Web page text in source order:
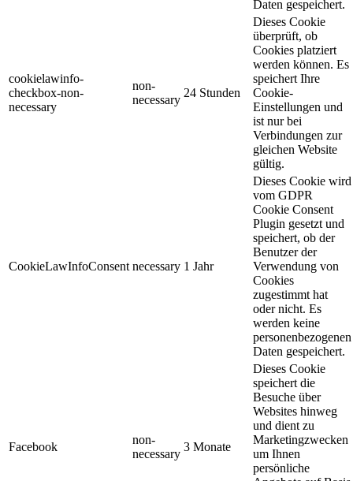
Daten gespeichert.
cookielawinfo-
checkbox-non-
necessary
non-
necessary
24 Stunden
Dieses Cookie
überprüft, ob
Cookies platziert
werden können. Es
speichert Ihre
Cookie-
Einstellungen und
ist nur bei
Verbindungen zur
gleichen Website
gültig.
CookieLawInfoConsent necessary 1 Jahr
Dieses Cookie wird
vom GDPR
Cookie Consent
Plugin gesetzt und
speichert, ob der
Benutzer der
Verwendung von
Cookies
zugestimmt hat
oder nicht. Es
werden keine
personenbezogenen
Daten gespeichert.
Facebook
non-
necessary
3 Monate
Dieses Cookie
speichert die
Besuche über
Websites hinweg
und dient zu
Marketingzwecken
um Ihnen
persönliche